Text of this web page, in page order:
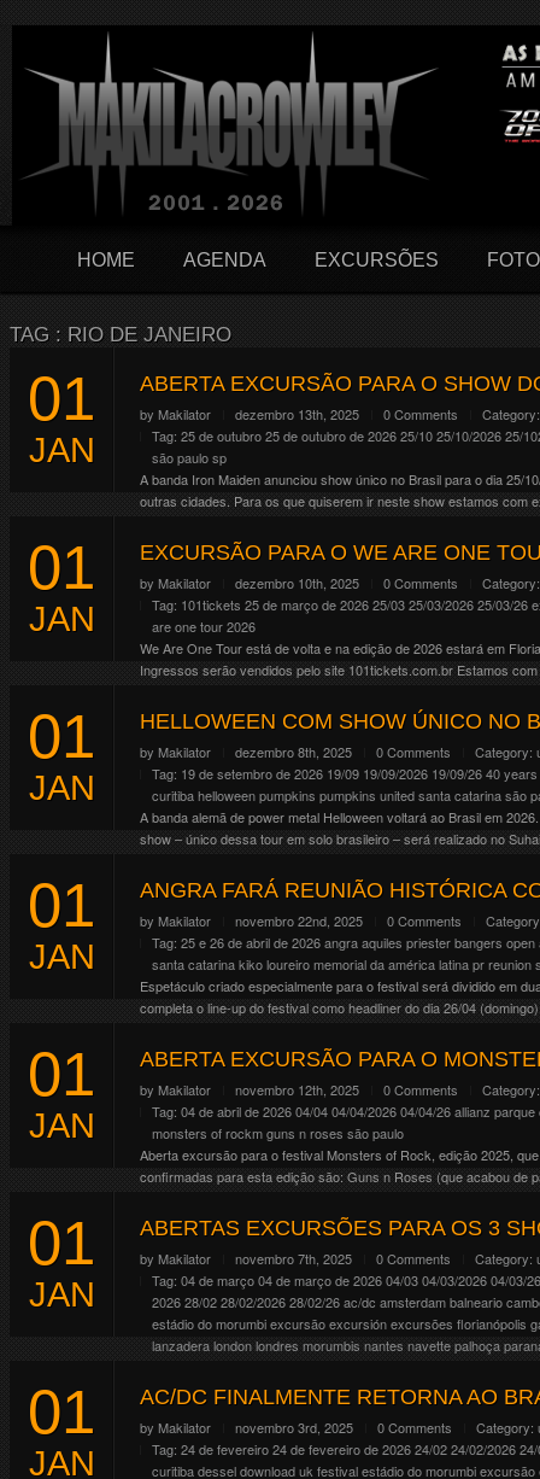
HOME AGENDA EXCURSÕES
TAG : RIO DE JANEIRO
01
JAN
ABERTA EXCURSÃO PARA O SHOW
by Makilator dezembro 13th, 2025 0 Comments
Tag: 25 de outubro25 de outubro de 202625/1025/10/202625/
são paulosp
A banda Iron Maiden anunciou show único no Brasil para o dia 25/
outras cidades. Para os que quiserem ir neste show estamos
01
JAN
EXCURSÃO PARA O WE ARE ONE
by Makilator dezembro 10th, 2025 0 Comments
Tag: 101tickets 25 de março de 202625/0325/03/202625/03/26
are one tour 2026
We Are One Tour está de volta e na edição de 2026 estará em
Ingressos serão vendidos pelo site 101tickets.com.br Estamos
01
JAN
HELLOWEEN COM SHOW ÚNICO NO
by Makilator dezembro 8th, 2025 0 Comments Category:
Tag: 19 de setembro de 2026 19/09 19/09/2026 19/09/2640
curitibahelloweenpumpkins pumpkins unitedsanta catarinasão
A banda alemã de power metal Helloween voltará ao Brasil em
show – único dessa tour em solo brasileiro – será realizado no
01
JAN
ANGRA FARÁ REUNIÃO HISTÓRICA
by Makilator novembro 22nd, 2025 0 Comments
Tag: 25 e 26 de abril de 2026angraaquiles priesterbangers open
santa catarinakiko loureiromemorial da américa latinaprreunion
Espetáculo criado especialmente para o festival será dividido em
completa o line-up do festival como headliner do dia 26/04
Continue Reading
01
JAN
ABERTA EXCURSÃO PARA O
by Makilator novembro 12th, 2025 0 Comments
Tag: 04 de abril de 202604/0404/04/202604/04/26allianz parque
monsters of rockm guns n roses são paulo
Aberta excursão para o festival Monsters of Rock, edição 2025,
confirmadas para esta edição são: Guns n Roses (que acabou de
Continue Reading
01
JAN
ABERTAS EXCURSÕES PARA OS 3
by Makilator novembro 7th, 2025 0 Comments Category:
Tag: 04 de março04 de março de 202604/0304/03/202604/03/26
202628/0228/02/202628/02/26ac/dc amsterdambalneario
estádio do morumbiexcursãoexcursiónexcursões florianópolis
lanzaderalondonlondres morumbis nantes navettepalhoça
operatorviajewacken
E como já era esperado, o AC/DC fará mais de um show no
resolvemos ajudar todo mundo abrindo excursões para os 3 dias,
Continue Reading
01
JAN
AC/DC FINALMENTE RETORNA AO
by Makilator novembro 3rd, 2025 0 Comments Category:
Tag: 24 de fevereiro24 de fevereiro de 202624/0224/02/2026
curitibadesseldownload uk festivalestádio do morumbiexcursão